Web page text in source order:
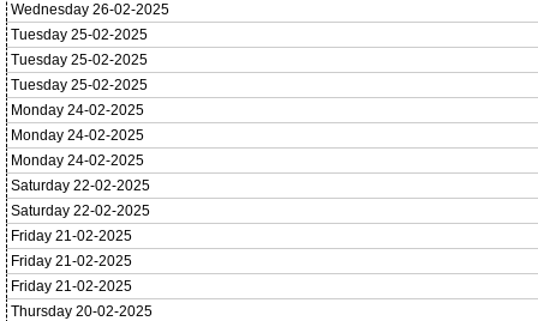
Wednesday 26-02-2025
Tuesday 25-02-2025
Tuesday 25-02-2025
Tuesday 25-02-2025
Monday 24-02-2025
Monday 24-02-2025
Monday 24-02-2025
Saturday 22-02-2025
Saturday 22-02-2025
Friday 21-02-2025
Friday 21-02-2025
Friday 21-02-2025
Thursday 20-02-2025